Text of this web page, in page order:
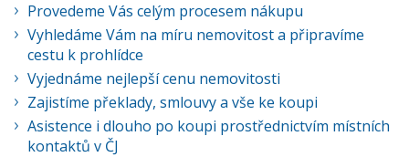
Provedeme Vás celým procesem nákupu
Vyhledáme Vám na míru nemovitost a připravíme
cestu k prohlídce
Vyjednáme nejlepší cenu nemovitosti
Zajistíme překlady, smlouvy a vše ke koupi
Asistence i dlouho po koupi prostřednictvím místních
kontaktů v ČJ